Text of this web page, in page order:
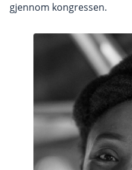
gjennom kongressen.